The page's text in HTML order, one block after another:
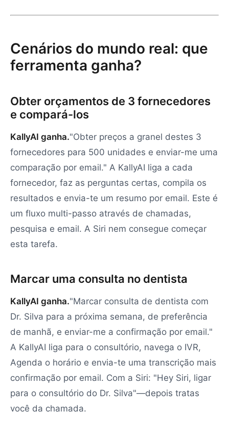
Cenários do mundo real: que
ferramenta ganha?
Obter orçamentos de 3 fornecedores
e compará-los
KallyAI ganha."Obter preços a granel destes 3
fornecedores para 500 unidades e enviar-me uma
comparação por email." A KallyAI liga a cada
fornecedor, faz as perguntas certas, compila os
resultados e envia-te um resumo por email. Este é
um fluxo multi-passo através de chamadas,
pesquisa e email. A Siri nem consegue começar
esta tarefa.
Marcar uma consulta no dentista
KallyAI ganha."Marcar consulta de dentista com
Dr. Silva para a próxima semana, de preferência
de manhã, e enviar-me a confirmação por email."
A KallyAI liga para o consultório, navega o IVR,
Agenda o horário e envia-te uma transcrição mais
confirmação por email. Com a Siri: "Hey Siri, ligar
para o consultório do Dr. Silva"—depois tratas
você da chamada.